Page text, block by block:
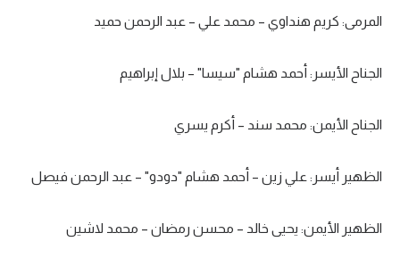
كويز في الجول
فيديو في الجول
المرمى: كريم هنداوي – محمد علي – عبد الرحمن حميد
الجناح الأيسر: أحمد هشام "سيسا" – بلال إبراهيم
الجناح الأيمن: محمد سند – أكرم يسري
الظهير أيسر: علي زين – أحمد هشام "دودو" – عبد الرحمن فيصل
الظهير الأيمن: يحيى خالد – محسن رمضان – محمد لاشين